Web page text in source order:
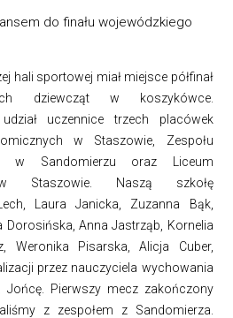
do finału wojewódzkiego
hali sportowej miał miejsce półfinał
dziewcząt w koszykówce.
uczennice trzech placówek
w Staszowie, Zespołu
w Sandomierzu oraz Liceum
w Staszowie. Naszą szkołę
Laura Janicka, Zuzanna Bąk,
Dorosińska, Anna Jastrząb, Kornelia
Weronika Pisarska, Alicja Cuber,
przez nauczyciela wychowania
Jońcę. Pierwszy mecz zakończony
z zespołem z Sandomierza.